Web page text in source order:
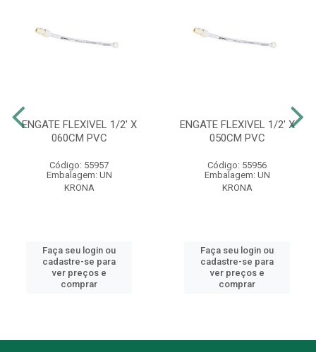
ENGATE FLEXIVEL 1/2' X
060CM PVC
Código: 55957
Embalagem: UN
KRONA
Faça seu login ou
cadastre-se para
ver preços e
comprar
ENGATE FLEXIVEL 1/2' X
050CM PVC
Código: 55956
Embalagem: UN
KRONA
Faça seu login ou
cadastre-se para
ver preços e
comprar